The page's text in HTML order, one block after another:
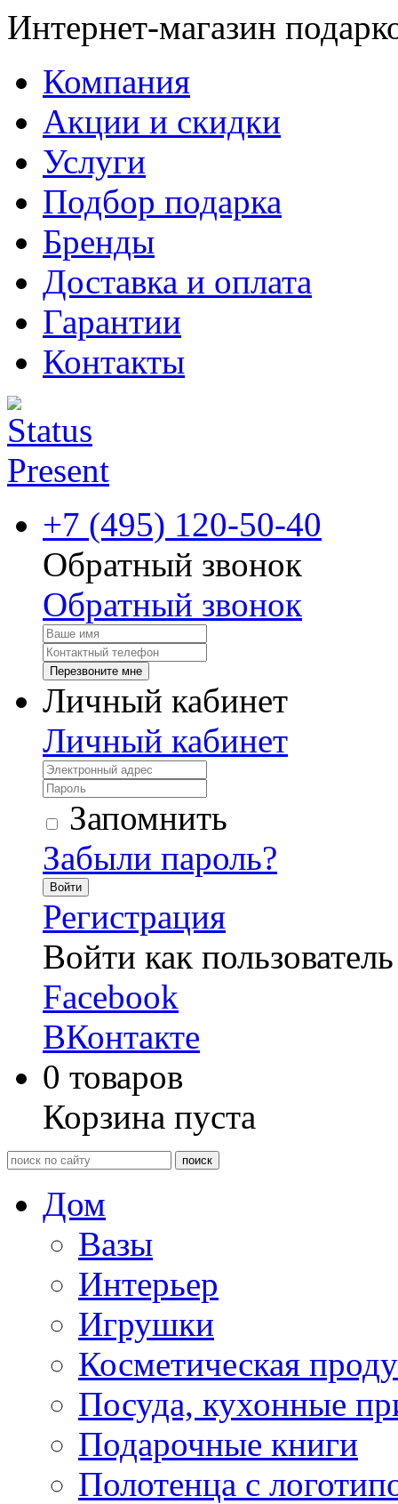
Интернет-магазин
Компания
Акции и скидки
Услуги
Подбор подарка
Бренды
Доставка и оплата
Гарантии
Контакты
+7 (495) 120-50-40
Обратный звонок
Обратный звонок
Перезвоните мне
Личный кабинет
Личный кабинет
Запомнить
Забыли пароль?
Войти
Регистрация
Войти как пользователь
Facebook
ВКонтакте
0 товаров
Корзина пуста
Дом
Вазы
Интерьер
Игрушки
Косметическая
Посуда, кухонные
Подарочные книги
Полотенца с